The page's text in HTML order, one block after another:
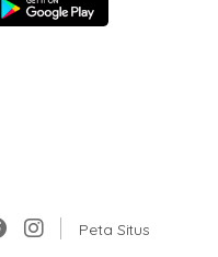
Peta Situs